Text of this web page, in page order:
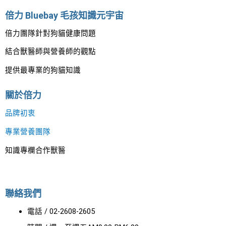
倍力 Bluebay 毛孩知識元宇宙
倍力團隊針對狗貓健康問題
結合獸醫師與營養師的觀點
提供最專業的狗貓知識
關於倍力
品牌初衷
專業營養團隊
知識專欄合作獸醫
聯絡我們
電話 / 02-2608-2605